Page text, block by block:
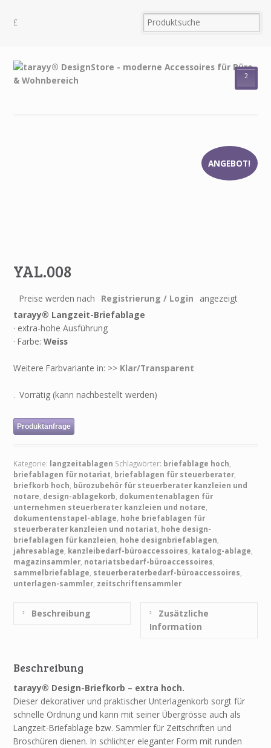
²
ANGEBOT!
YAL.008
Preise werden nach Registrierung / Login
angezeigt
tarayy® Langzeit-Briefablage
· extra-hohe Ausführung
· Farbe:Weiss
Weitere Farbvariante in: >> Klar/Transparent
Vorrätig (kann nachbestellt werden)
Produktanfrage
Kategorie: langzeitablagen Schlagwörter: briefablage hoch
briefablagen für notariat briefablagen für steuerberater
briefkorb hoch bürozubehör für steuerberater kanzleien und
notare design-ablagekorb dokumentenablagen für
unternehmen steuerberater kanzleien und notare
dokumentenstapel-ablage hohe briefablagen für
steuerberater kanzleien und notariat hohe design-
briefablagen für kanzleien hohe designbriefablagen
jahresablage kanzleibedarf-büroaccessoires katalog-ablage
magazinsammler notariatsbedarf-büroaccessoires
sammelbriefablage steuerberaterbedarf-büroaccessoires
unterlagen-sammler zeitschriftensammler
Beschreibung
Zusätzliche
Information
Beschreibung
tarayy® Design-Briefkorb – extra hoch.
Dieser dekorativer und praktischer Unterlagenkorb sorgt für
schnelle Ordnung und kann mit seiner Übergrösse auch als
Langzeit-Briefablage bzw. Sammler für Zeitschriften und
Broschüren dienen. In schlichter eleganter Form mit runden